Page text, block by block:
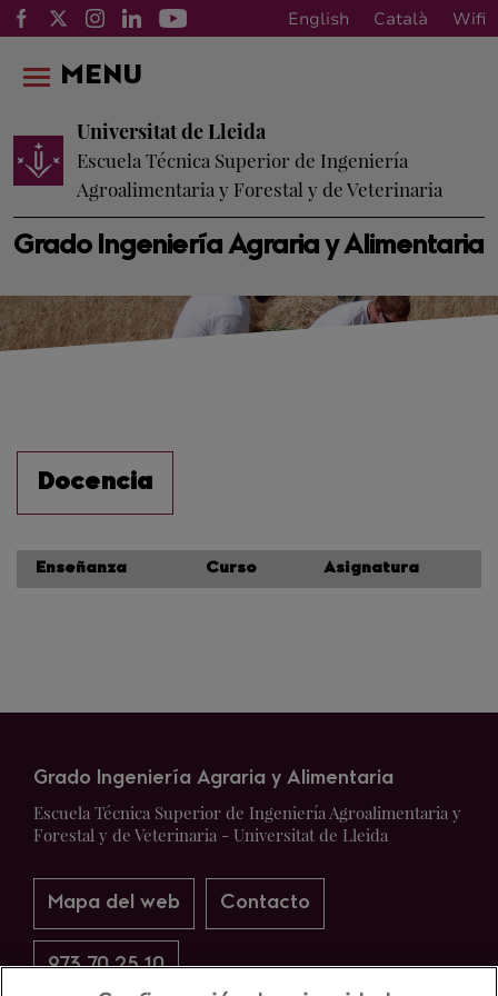
English Català Wifi
Grado Ingeniería Agraria y Alimentaria
Universitat de Lleida
Escuela Técnica Superior de Ingeniería
Agroalimentaria y Forestal y de Veterinaria
MENU
Docencia
Enseñanza Curso Asignatura
Grado Ingeniería Agraria y Alimentaria
Escuela Técnica Superior de Ingeniería Agroalimentaria y
Forestal y de Veterinaria - Universitat de Lleida
Mapa del web Contacto
973 70 25 10